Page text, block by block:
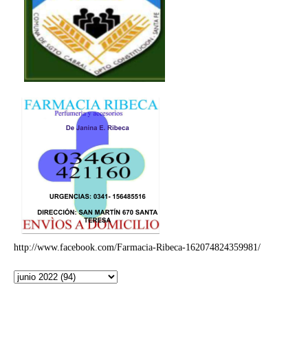
http://www.facebook.com/Farmacia-Ribeca-162074824359981/